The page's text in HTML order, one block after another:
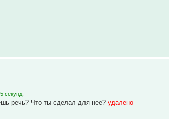
секунд:
речь? Что ты сделал для нее?удалено